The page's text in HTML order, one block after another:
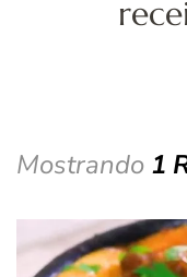
Mostrando 1